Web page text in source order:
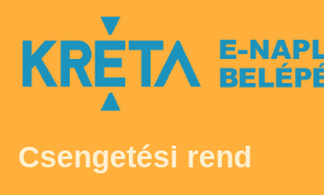
Csengetési rend